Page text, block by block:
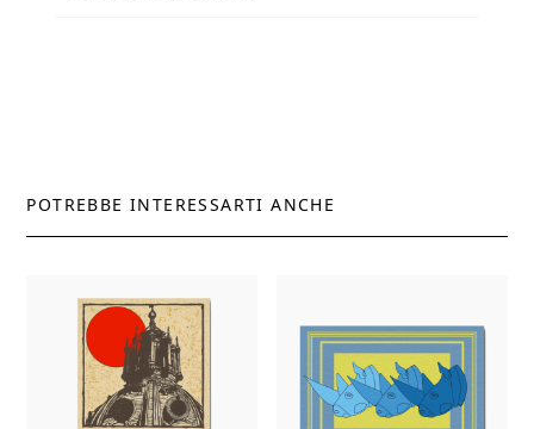
POTREBBE INTERESSARTI ANCHE